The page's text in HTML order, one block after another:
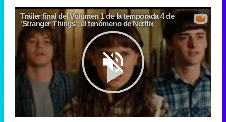
Play
Tráiler final del Volumen 1 de la temporada 4 de
'Stranger Things', el fenómeno de Netflix